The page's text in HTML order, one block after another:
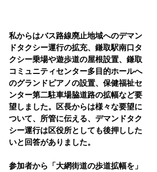
私からはバス路線廃止地域へのデマン
ドタクシー運行の拡充、鎌取駅南口タ
クシー乗場や遊歩道の屋根設置、鎌取
コミュニティセンター多目的ホールへ
のグランドピアノの設置、保健福祉セ
ンター第二駐車場脇道路の拡幅など要
望しました。区長からは様々な要望に
ついて、所管に伝える、デマンドタク
シー運行は区役所としても後押しした
いと回答がありました。
参加者から「大網街道の歩道拡幅を」